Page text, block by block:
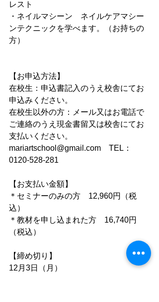
レスト
・ネイルマシーン　ネイルケアマシー
ンテクニックを学べます。（お持ちの
方）
【お申込方法】
在校生：申込書記入のうえ校舎にてお
申込みください。
在校生以外の方：メール又はお電話で
ご連絡のうえ現金書留又は校舎にてお
支払いください。
mariartschool@gmail.com　TEL：
0120-528-281
【お支払い金額】
＊セミナーのみの方　12,960円（税
込）
＊教材を申し込まれた方　16,740円
（税込）
【締め切り】
12月3日（月）